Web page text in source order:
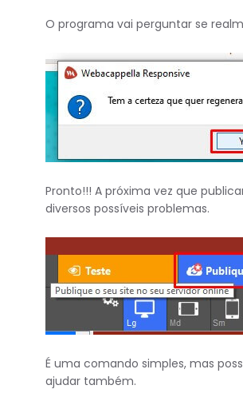
O programa vai perguntar se
Pronto!!! A próxima vez que
diversos possíveis problemas.
É uma comando simples, mas
ajudar também.